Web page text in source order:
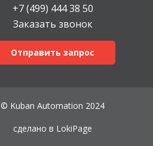
+7 (499) 444 38 50
Заказать звонок
Отправить запрос
© Kuban Automation 2024
сделано в LokiPage